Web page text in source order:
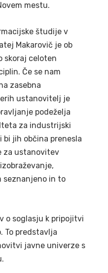
mestu.
študije v
Makarovič je ob
skoraj celoten
Če se nam
zasebna
ustanovitelj je
podeželja
za industrijski
bi jih občina prenesla
za ustanovitev
seznanjeno in to
o soglasju k pripojitvi
To predstavlja
javne univerze s